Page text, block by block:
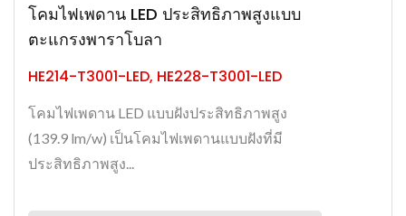
โคมไฟเพดาน LED ประสิทธิภาพสูงแบบ
ตะแกรงพาราโบลา
HE214-T3001-LED, HE228-T3001-LED
โคมไฟเพดาน LED แบบฝังประสิทธิภาพสูง
(139.9 lm/w) เป็นโคมไฟเพดานแบบฝังที่มี
ประสิทธิภาพสูง...